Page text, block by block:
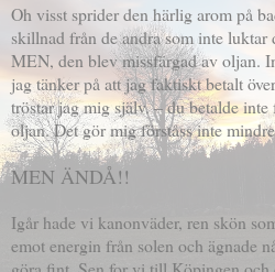
Oh visst sprider den härlig arom på
skillnad från de andra som inte
MEN, den blev missfärgad av oljan.
jag tänker på att jag faktiskt betalt
tröstar jag mig själv. – du betalde
oljan. Det gör mig förståss inte
MEN ÄNDÅ!!
Igår hade vi kanonväder, ren skön
emot energin från solen och ägnade